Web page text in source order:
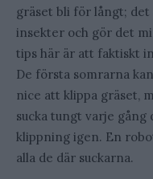
gräset bli för långt;
insekter och gör det
tips här är att faktiskt
De första somrarna
nice att klippa gräset,
sucka tungt varje
klippning igen. En
alla de där suckarna.